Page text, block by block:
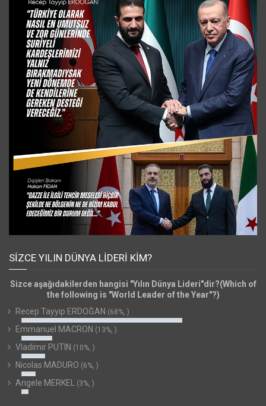
SIZCE YILIN DÜNYA LIDERI KIM?
Sizce aşağıdakilerden hangisi "Yılın Dünya Lideri"dir?(Which of
the following is "World Leader of the Year"?)
Recep Tayyip ERDOĞAN (68%, )
Emmanuel MACRON (13%, )
Vladimir PUTIN (10%, )
Nicolas MADURO (6%, )
Angele MERKEL (3%, )